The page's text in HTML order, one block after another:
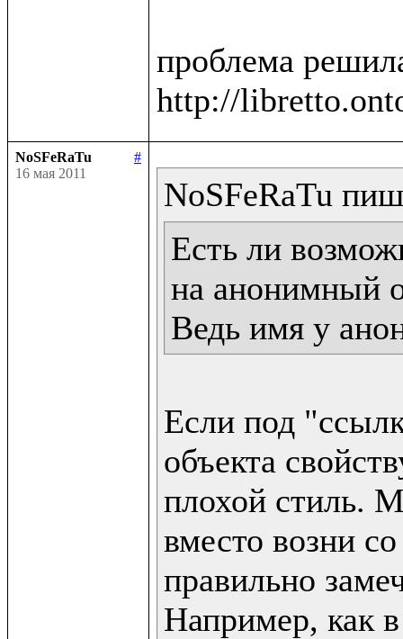
проблема
NoSFeRaTu
#
16 мая 2011
Есть ли
на анонимный
Ведь имя у
Если под
объекта
плохой стиль.
вместо возни
правильно
Например, как